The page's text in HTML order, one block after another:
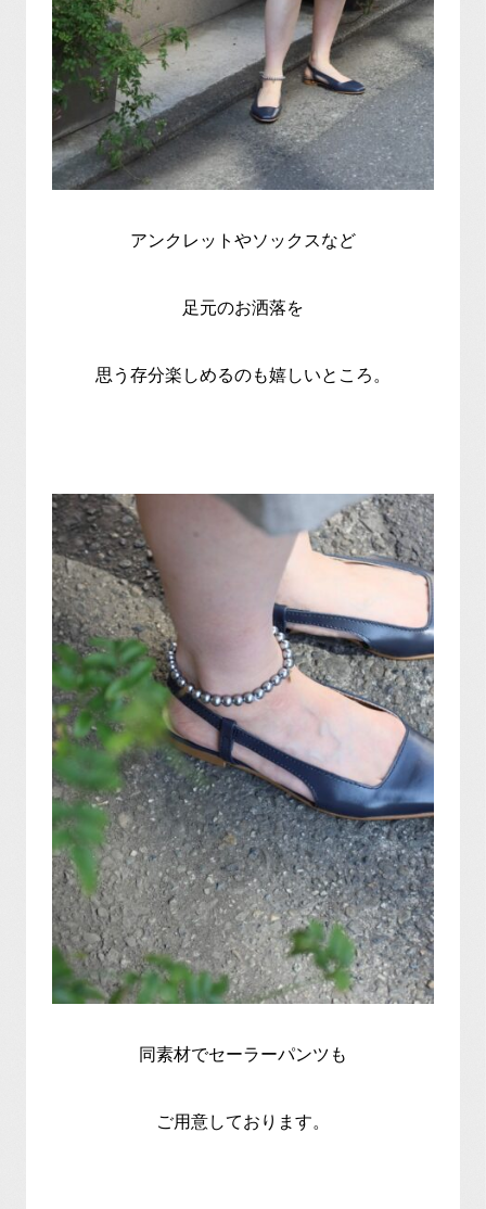
アンクレットやソックスなど
足元のお洒落を
思う存分楽しめるのも嬉しいところ。
同素材でセーラーパンツも
ご用意しております。